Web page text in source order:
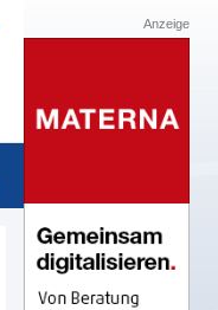
Anzeige